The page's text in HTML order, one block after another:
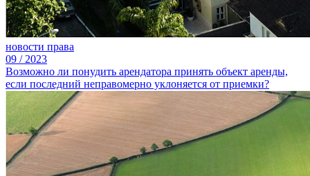
новости права
09 / 2023
Возможно ли понудить арендатора принять объект аренды,
если последний неправомерно уклоняется от приемки?